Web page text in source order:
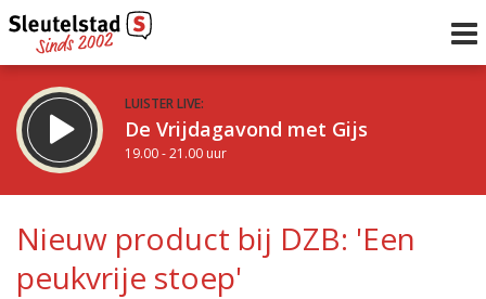
LUISTER LIVE:
De Vrijdagavond met Gijs
19.00 - 21.00 uur
De avond van Sleutelstad
21.00 - 0.00 uur
Vorig uur
uur 1 van 0
Nieuw product bij DZB: 'Een
peukvrije stoep'